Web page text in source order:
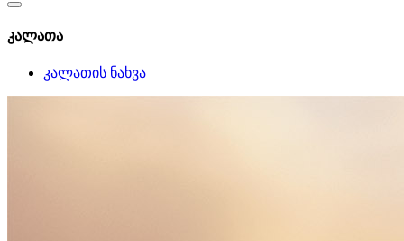
კალათა
კალათის ნახვა